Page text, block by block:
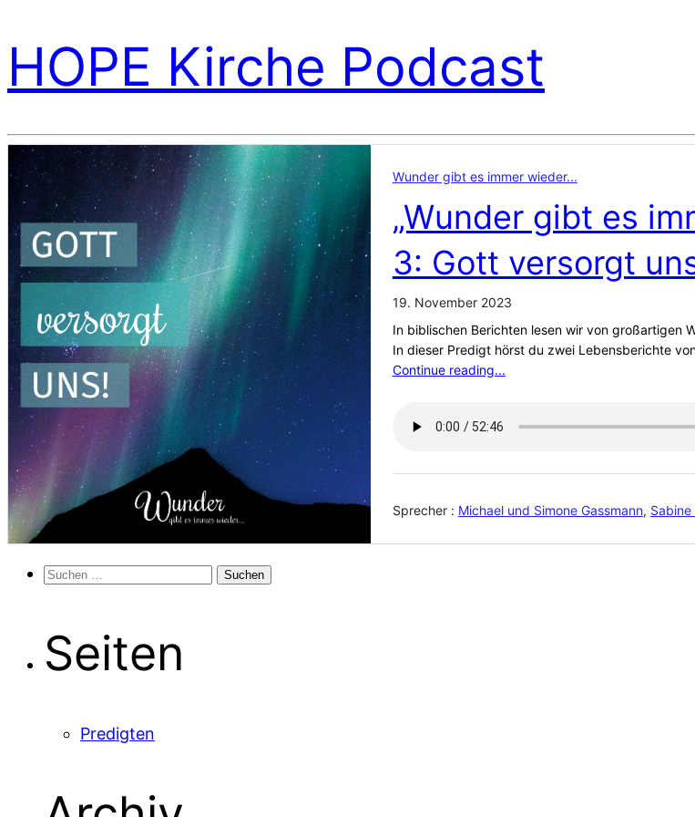
HOPE Kirche Podcast
Wunder gibt es immer wieder...
„Wunder gibt es
3: Gott versorgt
19. November 2023
In biblischen Berichten lesen wir von großartigen
In dieser Predigt hörst du zwei Lebensberichte
Continue reading...
Sprecher : Michael und Simone Gassmann, Sabine
Suchen
Seiten
Predigten